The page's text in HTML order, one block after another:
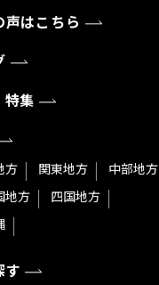
声はこちら
特集
方 関東地方
中部地方
地方
四国地方
す